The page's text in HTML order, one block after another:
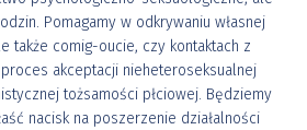
Pomagamy w odkrywaniu własnej
także comig-oucie, czy kontaktach z
akceptacji nieheteroseksualnej
tożsamości płciowej. Będziemy
nacisk na poszerzenie działalności